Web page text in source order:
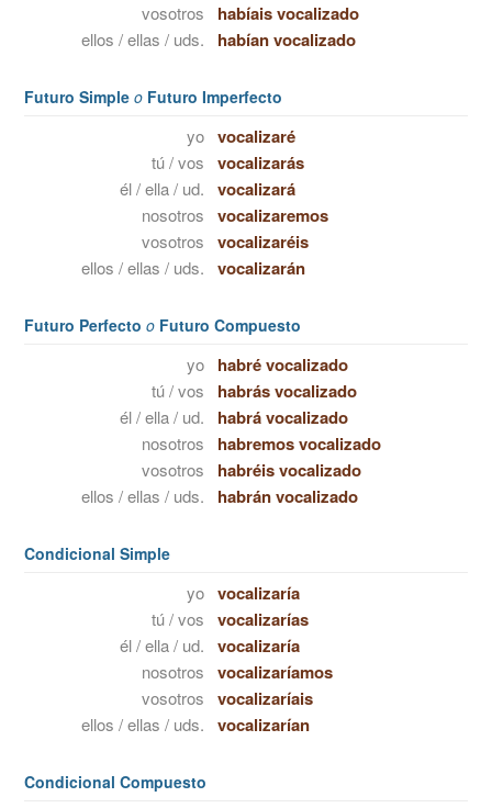
vosotros habíais vocalizado
ellos / ellas / uds. habían vocalizado
Futuro Simple o Futuro Imperfecto
yo vocalizaré
tú / vos vocalizarás
él / ella / ud. vocalizará
nosotros vocalizaremos
vosotros vocalizaréis
ellos / ellas / uds. vocalizarán
Futuro Perfecto o Futuro Compuesto
yo habré vocalizado
tú / vos habrás vocalizado
él / ella / ud. habrá vocalizado
nosotros habremos vocalizado
vosotros habréis vocalizado
ellos / ellas / uds. habrán vocalizado
Condicional Simple
yo vocalizaría
tú / vos vocalizarías
él / ella / ud. vocalizaría
nosotros vocalizaríamos
vosotros vocalizaríais
ellos / ellas / uds. vocalizarían
Condicional Compuesto